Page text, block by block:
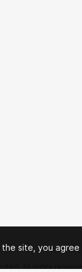
All rights
the site, you